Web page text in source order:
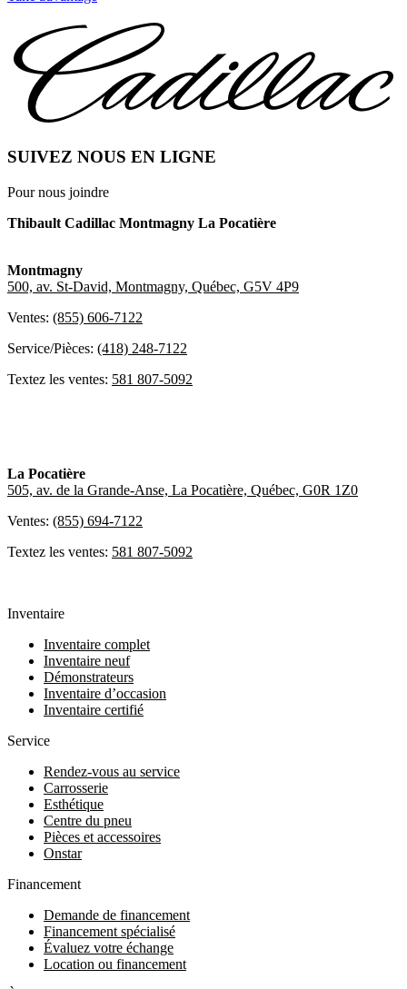
SUIVEZ NOUS EN LIGNE
Pour nous joindre
Thibault Cadillac Montmagny La Pocatière
Montmagny
500, av. St-David, Montmagny, Québec, G5V 4P9
Ventes: (855) 606-7122
Service/Pièces: (418) 248-7122
Textez les ventes: 581 807-5092
La Pocatière
505, av. de la Grande-Anse, La Pocatière, Québec, G0R 1Z0
Ventes: (855) 694-7122
Textez les ventes: 581 807-5092
Inventaire
Inventaire complet
Inventaire neuf
Démonstrateurs
Inventaire d’occasion
Inventaire certifié
Service
Rendez-vous au service
Carrosserie
Esthétique
Centre du pneu
Pièces et accessoires
Onstar
Financement
Demande de financement
Financement spécialisé
Évaluez votre échange
Location ou financement